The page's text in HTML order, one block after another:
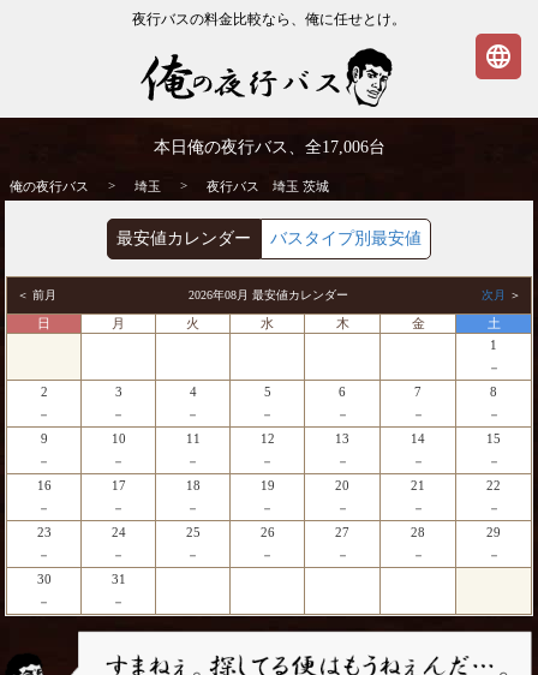
夜行バスの料金比較なら、俺に任せとけ。
夜行バス
本日俺の夜行バス、全17,006台
俺の夜行バス > 埼玉 > 夜行バス 埼玉 茨城
最安値カレンダー バスタイプ別最安値
＜ 前月 2026年08月 最安値カレンダー 次月 ＞
日 月 火 水 木 金
土
1
－
2
－
3
－
4
－
5
－
6
－
7
－
8
－
9
－
10
－
11
－
12
－
13
－
14
－
15
－
16
－
17
－
18
－
19
－
20
－
21
－
22
－
23
－
24
－
25
－
26
－
27
－
28
－
29
－
30
－
31
－
language